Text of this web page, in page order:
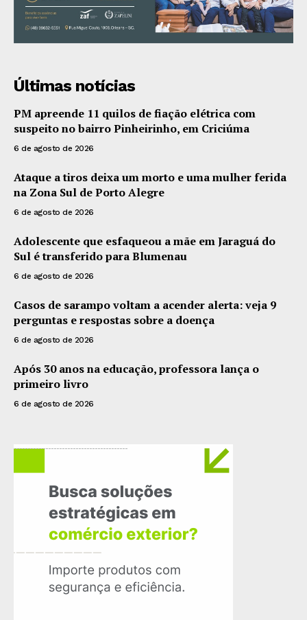
Últimas notícias
PM apreende 11 quilos de fiação elétrica com
suspeito no bairro Pinheirinho, em Criciúma
6 de agosto de 2026
Ataque a tiros deixa um morto e uma mulher ferida
na Zona Sul de Porto Alegre
6 de agosto de 2026
Adolescente que esfaqueou a mãe em Jaraguá do
Sul é transferido para Blumenau
6 de agosto de 2026
Casos de sarampo voltam a acender alerta: veja 9
perguntas e respostas sobre a doença
6 de agosto de 2026
Após 30 anos na educação, professora lança o
primeiro livro
6 de agosto de 2026